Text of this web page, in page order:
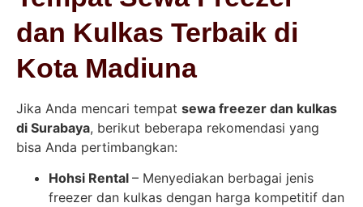
dan Kulkas Terbaik di
Kota Madiuna
Jika Anda mencari tempat sewa freezer dan kulkas
di Surabaya, berikut beberapa rekomendasi yang
bisa Anda pertimbangkan:
Hohsi Rental – Menyediakan berbagai jenis
freezer dan kulkas dengan harga kompetitif dan